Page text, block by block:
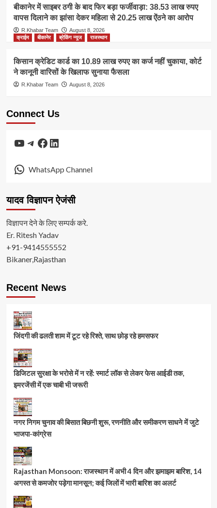
बीकानेर में साइबर ठगी के बाद फिर बड़ा फर्जीवाड़ा: 38.53 लाख रुपए
वापस दिलाने का झांसा देकर महिला से 20.25 लाख ऐंठने का आरोप
R.Khabar Team
August 8, 2026
क्राईम
बीकानेर ब्रेकिंग न्यूज राजस्थान
किसान क्रेडिट कार्ड का 10.89 लाख रुपए का कर्ज नहीं चुकाया, कोर्ट
ने कानूनी वारिसों के खिलाफ सुनाया फैसला
R.Khabar Team August 8, 2026
Connect Us
YouTube
Telegram
Facebook
LinkedIn
WhatsApp Channel
यादव विज्ञापन ऐजंसी
विज्ञापन देने के लिए सम्पर्क करे.
Er. Ritesh Yadav
+91-9414555552
Bikaner,Rajasthan
Recent News
जिंदगी की ढलती शाम में टूट रहे रिश्ते, साथ छोड़ रहे हमसफर
डिजिटल सुरक्षा के भरोसे में न रहें: स्मार्ट लॉक से लेकर फेस आईडी तक,
इमरजेंसी में एक चाबी भी जरूरी
नगर निगम चुनाव की बिसात बिछनी शुरू, रणनीति और समीकरण साधने में जुटे
भाजपा-कांग्रेस
Rajasthan Monsoon: राजस्थान में अभी 4 दिन और झमाझम बारिश, 14
अगस्त से कमजोर पड़ेगा मानसून; कई जिलों में भारी बारिश का अलर्ट